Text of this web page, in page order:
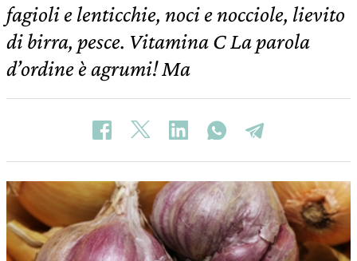
fagioli e lenticchie, noci e nocciole, lievito
di birra, pesce. Vitamina C La parola
d’ordine è agrumi! Ma